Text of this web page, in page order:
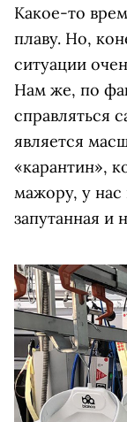
Какое-то
плаву. Но,
ситуации
Нам же, по
справляться
является
«карантин»,
мажору, у нас
запутанная и